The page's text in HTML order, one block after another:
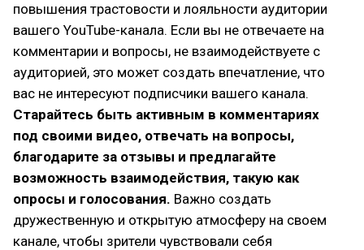
повышения трастовости и лояльности аудитории
вашего YouTube-канала. Если вы не отвечаете на
комментарии и вопросы, не взаимодействуете с
аудиторией, это может создать впечатление, что
вас не интересуют подписчики вашего канала.
Старайтесь быть активным в комментариях
под своими видео, отвечать на вопросы,
благодарите за отзывы и предлагайте
возможность взаимодействия, такую как
опросы и голосования. Важно создать
дружественную и открытую атмосферу на своем
канале, чтобы зрители чувствовали себя